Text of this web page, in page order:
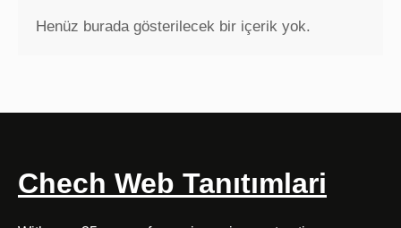
Henüz burada gösterilecek bir içerik yok.
Chech Web Tanıtımlari